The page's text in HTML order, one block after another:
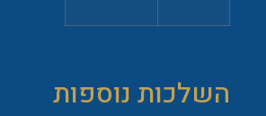
השלכות נוספות